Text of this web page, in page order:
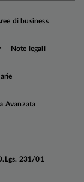
presentato
riduzione
dei dazi
di
di business
Note legali
Avanzata
231/01